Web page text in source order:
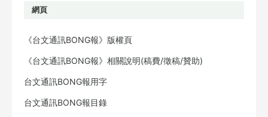
網頁
《台文通訊BONG報》版權頁
《台文通訊BONG報》相關說明(稿費/徵稿/贊助)
台文通訊BONG報用字
台文通訊BONG報目錄